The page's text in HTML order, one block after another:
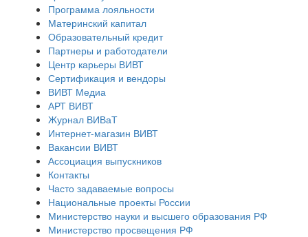
Программа лояльности
Материнский капитал
Образовательный кредит
Партнеры и работодатели
Центр карьеры ВИВТ
Сертификация и вендоры
ВИВТ Медиа
АРТ ВИВТ
Журнал ВИВаТ
Интернет-магазин ВИВТ
Вакансии ВИВТ
Ассоциация выпускников
Контакты
Часто задаваемые вопросы
Национальные проекты России
Министерство науки и высшего образования РФ
Министерство просвещения РФ